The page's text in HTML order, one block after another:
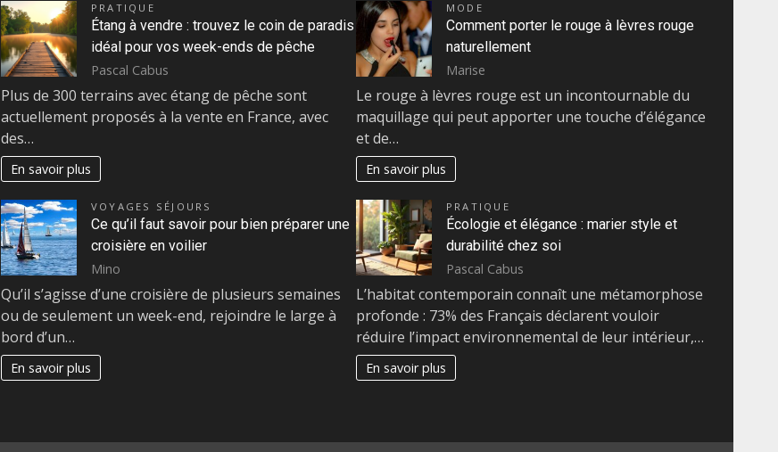
PRATIQUE
Étang à vendre : trouvez le coin de paradis
idéal pour vos week-ends de pêche
Pascal Cabus
Plus de 300 terrains avec étang de pêche sont
actuellement proposés à la vente en France, avec
des…
En savoir plus
MODE
Comment porter le rouge à lèvres rouge
naturellement
Marise
Le rouge à lèvres rouge est un incontournable du
maquillage qui peut apporter une touche d’élégance
et de…
En savoir plus
VOYAGES SÉJOURS
Ce qu’il faut savoir pour bien préparer une
croisière en voilier
Mino
Qu’il s’agisse d’une croisière de plusieurs semaines
ou de seulement un week-end, rejoindre le large à
bord d’un…
En savoir plus
PRATIQUE
Écologie et élégance : marier style et
durabilité chez soi
Pascal Cabus
L’habitat contemporain connaît une métamorphose
profonde : 73% des Français déclarent vouloir
réduire l’impact environnemental de leur intérieur,…
En savoir plus